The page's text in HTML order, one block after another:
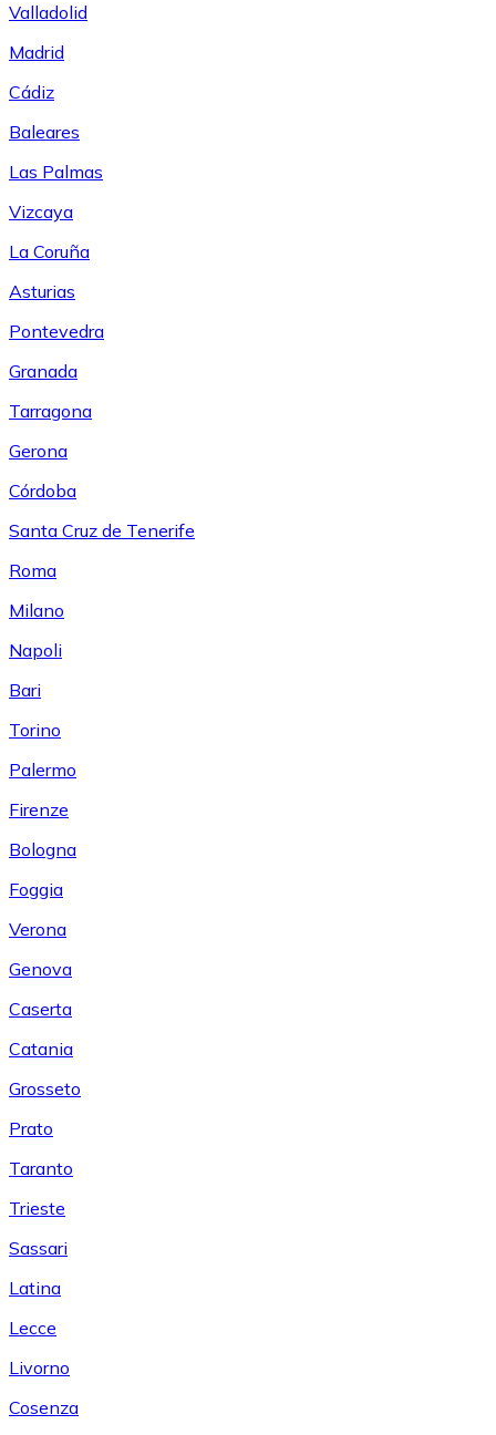
Valladolid
Madrid
Cádiz
Baleares
Las Palmas
Vizcaya
La Coruña
Asturias
Pontevedra
Granada
Tarragona
Gerona
Córdoba
Santa Cruz de Tenerife
Roma
Milano
Napoli
Bari
Torino
Palermo
Firenze
Bologna
Foggia
Verona
Genova
Caserta
Catania
Grosseto
Prato
Taranto
Trieste
Sassari
Latina
Lecce
Livorno
Cosenza